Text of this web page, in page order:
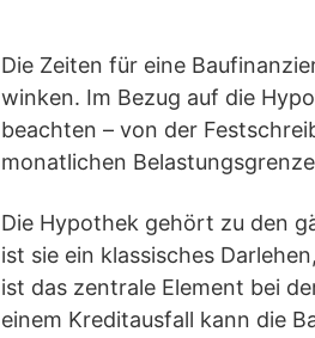
Die Zeiten für eine
winken. Im Bezug auf die
beachten – von der
monatlichen
Die Hypothek gehört zu den
ist sie ein klassisches
ist das zentrale Element bei
einem Kreditausfall kann die